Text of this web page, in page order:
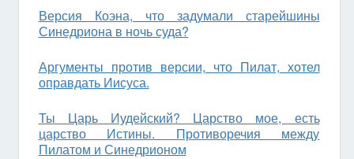
Версия Коэна, что задумали старейшины
Синедриона в ночь суда?
Аргументы против версии, что Пилат, хотел
оправдать Иисуса.
Ты Царь Иудейский? Царство мое, есть
царство Истины. Противоречия между
Пилатом и Синедрионом